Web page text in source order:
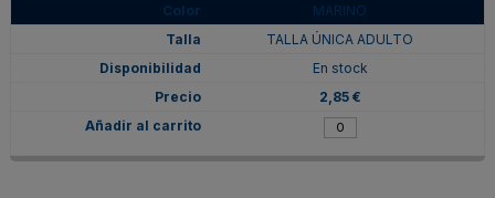
MARINO
TALLA ÚNICA ADULTO
En stock
2,85 €